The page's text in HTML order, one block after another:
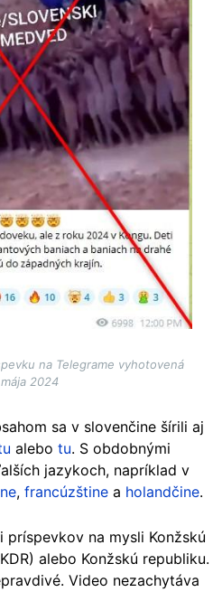
na Telegrame vyhotovená
mája 2024
sa v slovenčine šírili aj
alebo tu. S obdobnými
jazykoch, napríklad v
, francúzštine a holandčine.
príspevkov na mysli Konžskú
alebo Konžskú republiku.
Video nezachytáva